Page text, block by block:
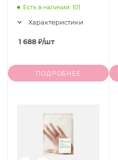
Hydration Mask, 4 шт
Есть в наличии: 101
Характеристики
1 688 ₽/шт
ПОДРОБНЕЕ